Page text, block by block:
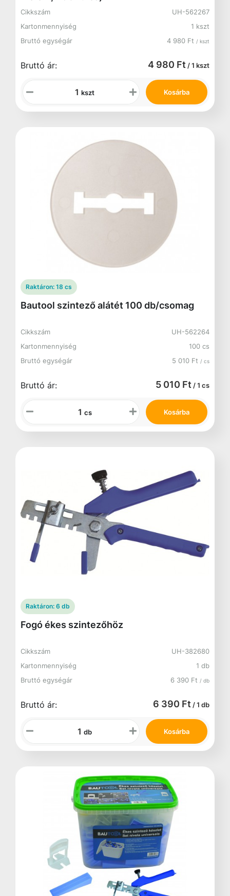
Cikkszám
UH-562267
Kartonmennyiség
1 kszt
Bruttó egységár
4 980 Ft / kszt
Bruttó ár: 4 980 Ft / 1 kszt
kszt Kosárba
Raktáron: 18 cs
Bautool szintező alátét 100 db/csomag
Cikkszám
UH-562264
Kartonmennyiség
100 cs
Bruttó egységár
5 010 Ft / cs
Bruttó ár: 5 010 Ft / 1 cs
cs Kosárba
Raktáron: 6 db
Fogó ékes szintezőhöz
Cikkszám
UH-382680
Kartonmennyiség
1 db
Bruttó egységár
6 390 Ft / db
Bruttó ár: 6 390 Ft / 1 db
db Kosárba